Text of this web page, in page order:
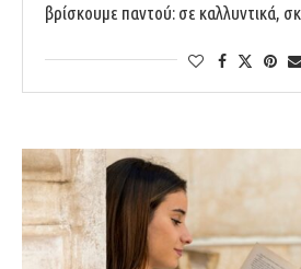
βρίσκουμε παντού: σε καλλυντικά,